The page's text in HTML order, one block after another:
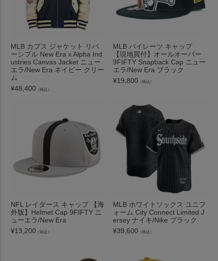
MLB カブス ジャケット リバ
ーシブル New Era x Alpha Ind
ustries Canvas Jacket ニュー
エラ/New Era ネイビー クリー
ム
¥48,400 （税込）
MLB パイレーツ キャップ
【現地買付】オールオーバー
9FIFTY Snapback Cap ニュー
エラ/New Era ブラック
¥19,800 （税込）
NFL レイダース キャップ 【海
外版】Helmet Cap 9FIFTY ニ
ューエラ/New Era
¥13,200 （税込）
MLB ホワイトソックス ユニフ
ォーム City Connect Limited J
ersey ナイキ/Nike ブラック
¥39,600 （税込）